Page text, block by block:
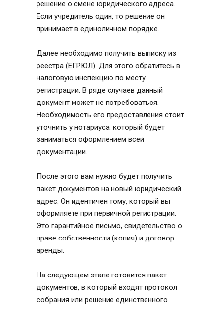
решение о смене юридического адреса.
Если учредитель один, то решение он
принимает в единоличном порядке.
Далее необходимо получить выписку из
реестра (ЕГРЮЛ). Для этого обратитесь в
налоговую инспекцию по месту
регистрации. В ряде случаев данный
документ может не потребоваться.
Необходимость его предоставления стоит
уточнить у нотариуса, который будет
заниматься оформлением всей
документации.
После этого вам нужно будет получить
пакет документов на новый юридический
адрес. Он идентичен тому, который вы
оформляете при первичной регистрации.
Это гарантийное письмо, свидетельство о
праве собственности (копия) и договор
аренды.
На следующем этапе готовится пакет
документов, в который входят протокол
собрания или решение единственного